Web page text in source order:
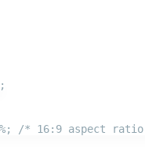
/* 16:9 aspect